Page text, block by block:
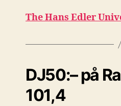
The Hans Edler
DJ50:– på
101,4